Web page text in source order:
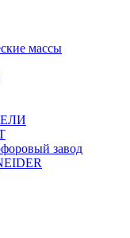
массы
завод